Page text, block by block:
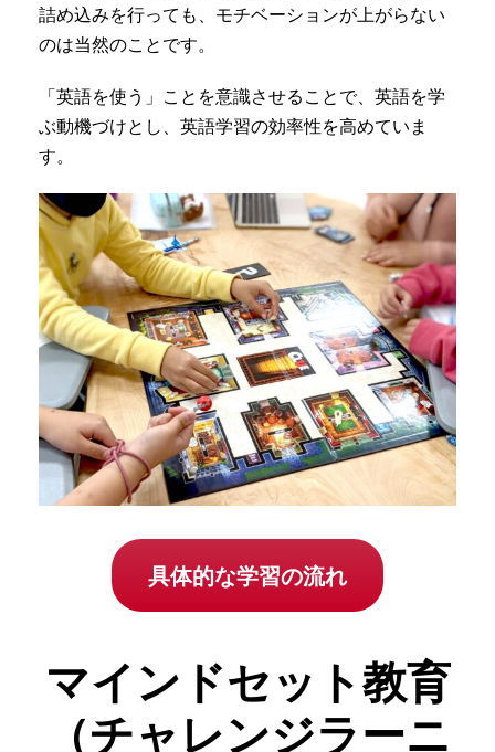
詰め込みを行っても、モチベーションが上がらない
のは当然のことです。
「英語を使う」ことを意識させることで、英語を学
ぶ動機づけとし、英語学習の効率性を高めていま
す。
具体的な学習の流れ
マインドセット教育
（チャレンジラーニ